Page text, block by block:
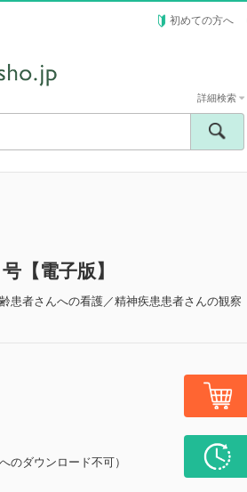
初めての方へ
詳細検索
【電子版】
患者さんへの看護／精神疾患患者さんの観察
のダウンロード不可）